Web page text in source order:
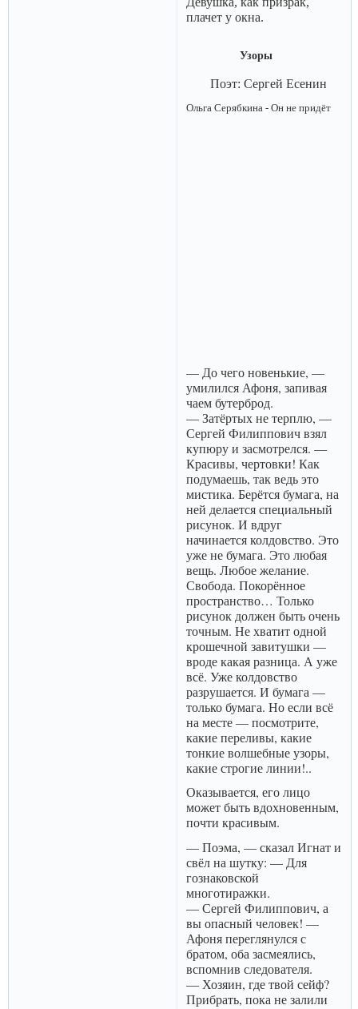
плачет у окна.
Узоры
Поэт: Сергей Есенин
Ольга Серябкина - Он не придёт
— До чего новенькие, —
умилился Афоня, запивая
чаем бутерброд.
— Затёртых не терплю, —
Сергей Филиппович взял
купюру и засмотрелся. —
Красивы, чертовки! Как
подумаешь, так ведь это
мистика. Берётся бумага, на
ней делается специальный
рисунок. И вдруг
начинается колдовство. Это
уже не бумага. Это любая
вещь. Любое желание.
Свобода. Покорённое
пространство… Только
рисунок должен быть очень
точным. Не хватит одной
крошечной завитушки —
вроде какая разница. А уже
всё. Уже колдовство
разрушается. И бумага —
только бумага. Но если всё
на месте — посмотрите,
какие переливы, какие
тонкие волшебные узоры,
какие строгие линии!..
Оказывается, его лицо
может быть вдохновенным,
почти красивым.
— Поэма, — сказал Игнат и
свёл на шутку: — Для
гознаковской
многотиражки.
— Сергей Филиппович, а
вы опасный человек! —
Афоня переглянулся с
братом, оба засмеялись,
вспомнив следователя.
— Хозяин, где твой сейф?
Прибрать, пока не залили